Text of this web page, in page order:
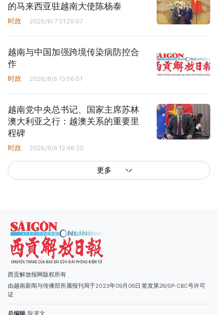
的马来西亚驻越南大使陈杨泰
时政 2026/8/7 01:26:07
越南与中国加强跨境传染病防控合
作
时政 2026/8/6 13:56:51
越南党中央总书记、国家主席苏林
澳大利亚之行：越澳关系的重要里
程碑
时政 2026/8/6 12:48:20
更多